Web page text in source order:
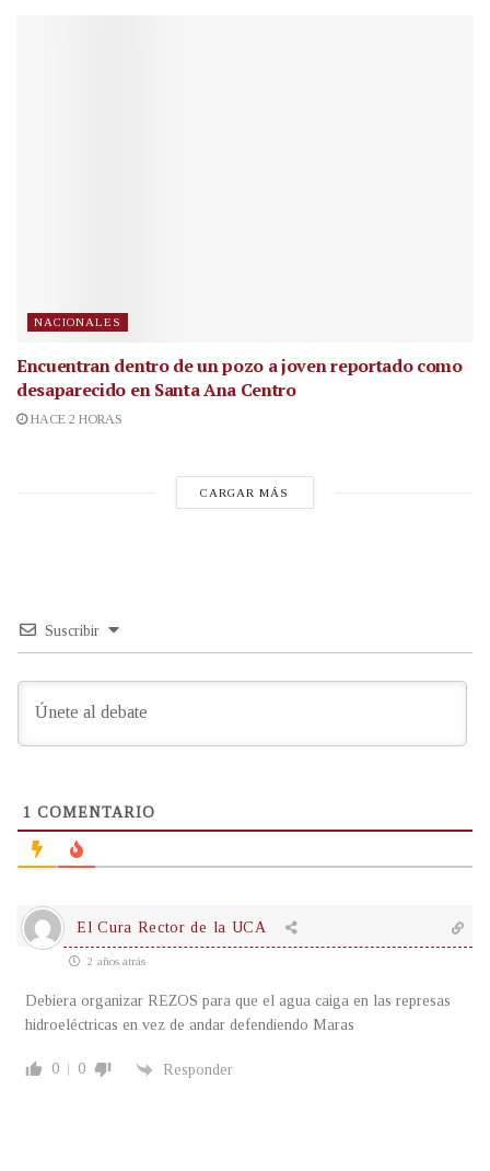
NACIONALES
Encuentran dentro de un pozo a joven reportado como
desaparecido en Santa Ana Centro
HACE 2 HORAS
CARGAR MÁS
Suscribir
1 COMENTARIO
El Cura Rector de la UCA
2 años atrás
Debiera organizar REZOS para que el agua caiga en las represas
hidroeléctricas en vez de andar defendiendo Maras
0 0 Responder